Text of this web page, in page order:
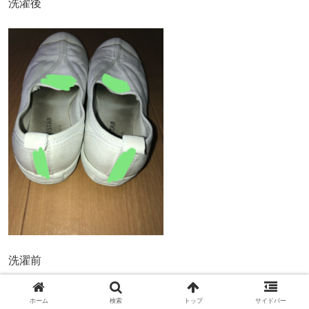
洗濯後
洗濯前
ホーム 検索 トップ サイドバー